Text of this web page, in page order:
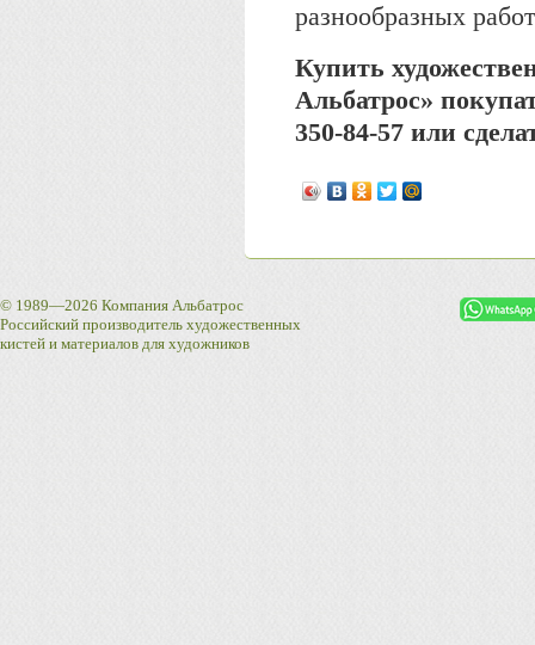
разнообразных
Купить
Альбатрос»
350-84-57 или
© 1989—2026 Компания Альбатрос
Российский производитель художественных
кистей и материалов для художников